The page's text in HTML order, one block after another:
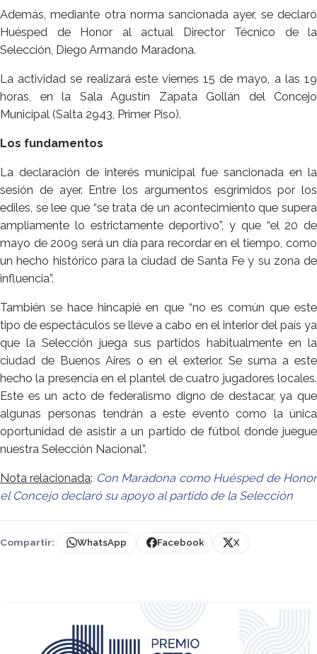
Además, mediante otra norma sancionada ayer, se declaró
Huésped de Honor al actual Director Técnico de la
Selección, Diego Armando Maradona.
La actividad se realizará este viernes 15 de mayo, a las 19
horas, en la Sala Agustín Zapata Gollán del Concejo
Municipal (Salta 2943, Primer Piso).
Los fundamentos
La declaración de interés municipal fue sancionada en la
sesión de ayer. Entre los argumentos esgrimidos por los
ediles, se lee que “se trata de un acontecimiento que supera
ampliamente lo estrictamente deportivo”, y que “el 20 de
mayo de 2009 será un día para recordar en el tiempo, como
un hecho histórico para la ciudad de Santa Fe y su zona de
influencia”.
También se hace hincapié en que “no es común que este
tipo de espectáculos se lleve a cabo en el interior del país ya
que la Selección juega sus partidos habitualmente en la
ciudad de Buenos Aires o en el exterior. Se suma a este
hecho la presencia en el plantel de cuatro jugadores locales.
Este es un acto de federalismo digno de destacar, ya que
algunas personas tendrán a este evento como la única
oportunidad de asistir a un partido de fútbol donde juegue
nuestra Selección Nacional”.
Nota relacionada: Con Maradona como Huésped de Honor
el Concejo declaró su apoyo al partido de la Selección
Compartir: WhatsApp Facebook X